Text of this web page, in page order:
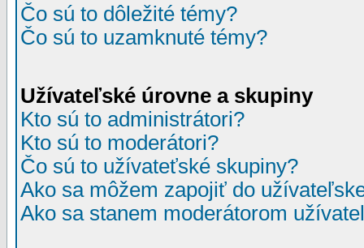
Čo sú to dôležité témy?
Čo sú to uzamknuté témy?
Užívateľské úrovne a skupiny
Kto sú to administrátori?
Kto sú to moderátori?
Čo sú to užívateťské skupiny?
Ako sa môžem zapojiť do
Ako sa stanem moderátorom